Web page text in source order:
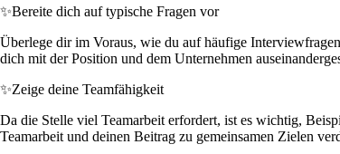
✨Bereite dich auf typische Fragen vor
Überlege dir im Voraus, wie du auf häufige
dich mit der Position und dem Unternehmen
✨Zeige deine Teamfähigkeit
Da die Stelle viel Teamarbeit erfordert, ist es wichtig,
Teamarbeit und deinen Beitrag zu gemeinsamen Zielen